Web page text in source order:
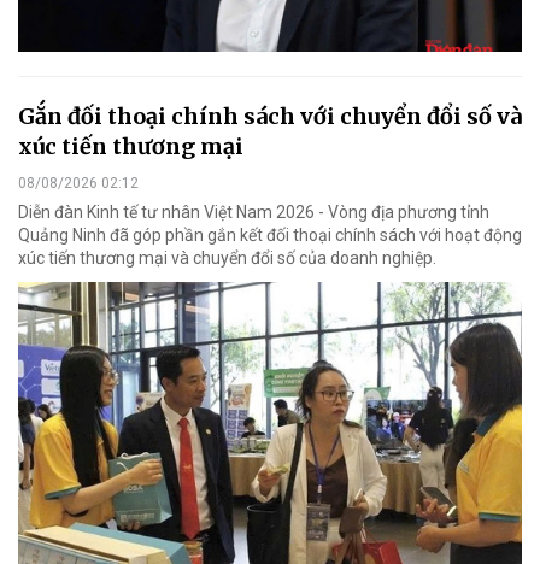
Gắn đối thoại chính sách với chuyển đổi số và
xúc tiến thương mại
08/08/2026 02:12
Diễn đàn Kinh tế tư nhân Việt Nam 2026 - Vòng địa phương tỉnh
Quảng Ninh đã góp phần gắn kết đối thoại chính sách với hoạt động
xúc tiến thương mại và chuyển đổi số của doanh nghiệp.